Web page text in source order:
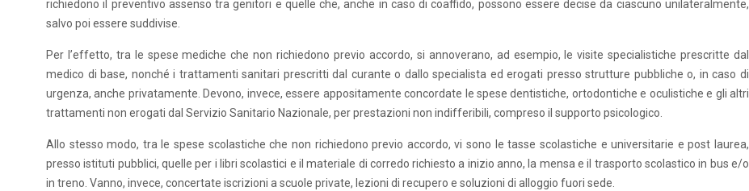
richiedono il preventivo assenso tra genitori e quelle che, anche in caso di coaffido, possono essere decise da ciascuno unilateralmente,
salvo poi essere suddivise.
Per l’effetto, tra le spese mediche che non richiedono previo accordo, si annoverano, ad esempio, le visite specialistiche prescritte dal
medico di base, nonché i trattamenti sanitari prescritti dal curante o dallo specialista ed erogati presso strutture pubbliche o, in caso di
urgenza, anche privatamente. Devono, invece, essere appositamente concordate le spese dentistiche, ortodontiche e oculistiche e gli altri
trattamenti non erogati dal Servizio Sanitario Nazionale, per prestazioni non indifferibili, compreso il supporto psicologico.
Allo stesso modo, tra le spese scolastiche che non richiedono previo accordo, vi sono le tasse scolastiche e universitarie e post laurea,
presso istituti pubblici, quelle per i libri scolastici e il materiale di corredo richiesto a inizio anno, la mensa e il trasporto scolastico in bus e/o
in treno. Vanno, invece, concertate iscrizioni a scuole private, lezioni di recupero e soluzioni di alloggio fuori sede.